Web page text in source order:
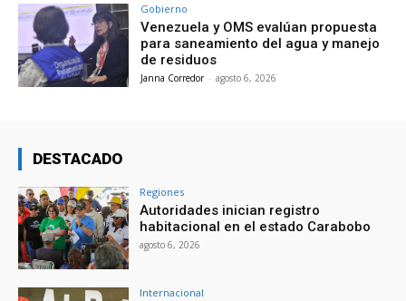
Gobierno
Venezuela y OMS evalúan propuesta
para saneamiento del agua y manejo
de residuos
Janna Corredor - agosto 6, 2026
DESTACADO
Regiones
Autoridades inician registro
habitacional en el estado Carabobo
agosto 6, 2026
Internacional